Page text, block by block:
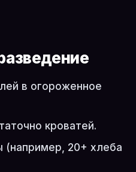
в огороженное
кроватей.
(например, 20+ хлеба